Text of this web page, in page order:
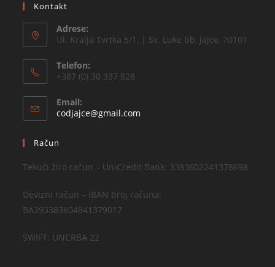
Kontakt
Adrese:
Ul. Kralja Tvrtka 5/1, | Sv. Luke bb, Jajce, 70101
Telefon:
+387 (0) 30 337 828
Email:
codjajce@gmail.com
Račun
Tekući žiro račun – UniCredit Bank: 3383602241378698
Devizni račun – IBAN broj računa:
BA393383604841379017
SWIFT: UNCRBA 22